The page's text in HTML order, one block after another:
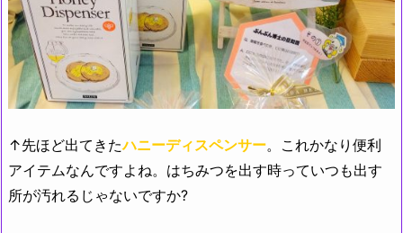
↑先ほど出てきたハニーディスペンサー。これかなり便利
アイテムなんですよね。はちみつを出す時っていつも出す
所が汚れるじゃないですか?